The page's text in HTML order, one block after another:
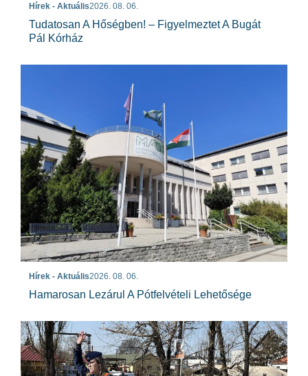
Hírek - Aktuális2026. 08. 06.
Tudatosan A Hőségben! – Figyelmeztet A Bugát
Pál Kórház
Hírek - Aktuális2026. 08. 06.
Hamarosan Lezárul A Pótfelvételi Lehetősége